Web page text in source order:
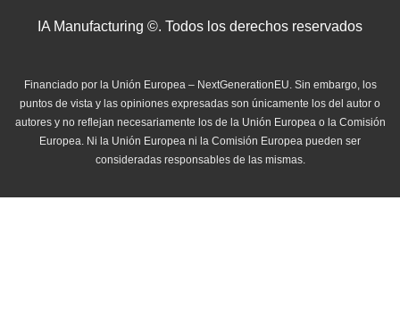
IA Manufacturing ©. Todos los derechos reservados
Financiado por la Unión Europea – NextGenerationEU. Sin embargo, los
puntos de vista y las opiniones expresadas son únicamente los del autor o
autores y no reflejan necesariamente los de la Unión Europea o la Comisión
Europea. Ni la Unión Europea ni la Comisión Europea pueden ser
consideradas responsables de las mismas.